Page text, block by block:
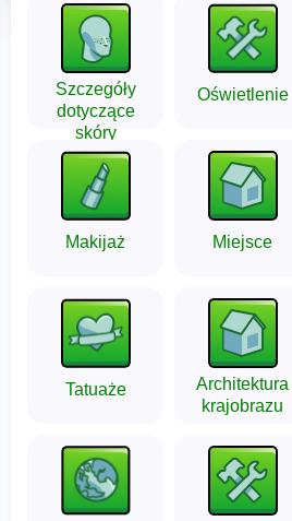
Szczegóły
dotyczące
skóry
Oświetlenie
Makijaż Miejsce
Tatuaże
Architektura
krajobrazu